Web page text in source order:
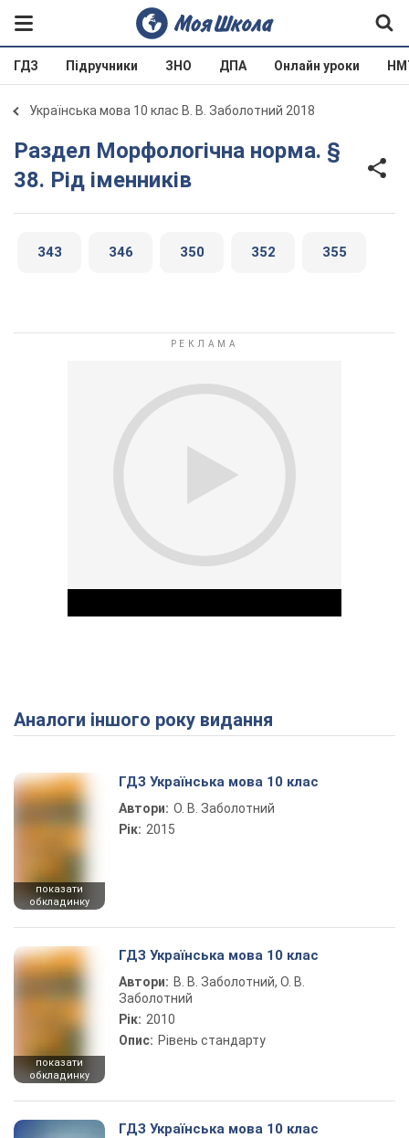
ГДЗ Підручники ЗНО ДПА Онлайн уроки
Українська мова 10 клас В. В. Заболотний 2018
Раздел Морфологічна норма. §
38. Рід іменників
343 346 350 352 355
Play Video
Аналоги іншого року видання
показати
обкладинку
ГДЗ Українська мова 10 клас
Автори: О. В. Заболотний
Рік: 2015
показати
обкладинку
ГДЗ Українська мова 10 клас
Автори: В. В. Заболотний, О. В.
Заболотний
Рік: 2010
Опис: Рівень стандарту
ГДЗ Українська мова 10 клас